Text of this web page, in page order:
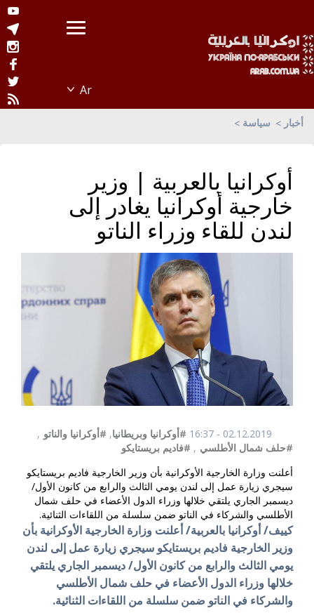
أخبار سياسة
أوكرانيا بالعربية | وزير
خارجية أوكرانيا يغادر إلى
لندن للقاء وزراء الناتو
02.12.2019 - 16:37 #أوكرانيا وبريطانيا, #أوكرانيا والناتو ,
#حلف شمال الأطلسي , #فاديم بريستايكو
أعلنت وزارة الخارجية الأوكرانية بأن وزير الخارجية فاديم بريستايكو
سيجري زيارة عمل إلى لندن يومي الثالث والرابع من كانون الأول/
ديسمبر الجاري يلتقي خلالها وزراء الدول الأعضاء في حلف شمال
الأطلسي والشركاء في الناتو ضمن سلسلة من اللقاءات الثنائية.
كييف/ أوكرانيا بالعربية/ أعلنت وزارة الخارجية الأوكرانية بأن
وزير الخارجية فاديم بريستايكو سيجري زيارة عمل إلى لندن
يومي الثالث والرابع من كانون الأول/ ديسمبر الجاري يلتقي
خلالها وزراء الدول الأعضاء في حلف شمال الأطلسي
والشركاء في الناتو ضمن سلسلة من اللقاءات الثنائية.